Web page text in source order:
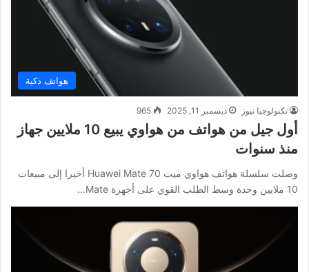
هواتف ذكية
تكنولوجيا نيوز ديسمبر 11, 2025 965
أول جيل من هواتف من هواوي يبيع 10 ملايين جهاز
منذ سنوات
وصلت سلسلة هواتف هواوي ميت Huawei Mate 70 أخيرا إلى مبيعات
10 ملايين وحدة وسط الطلب القوي على أجهزة Mate…